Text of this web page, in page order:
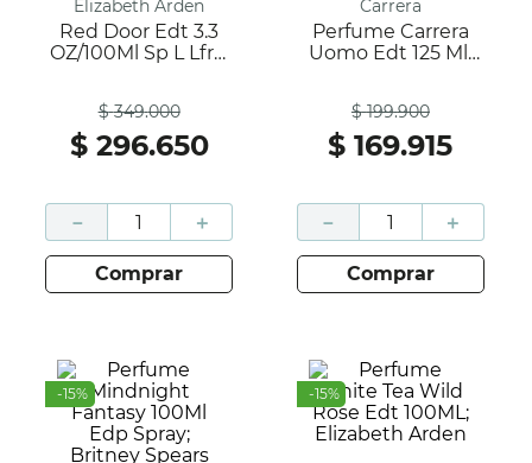
Elizabeth Arden
Red Door Edt 3.3
OZ/100Ml Sp L Lfre;
$ 349.000
$ 296.650
＋
－
comprar
Carrera
Perfume Carrera
Uomo Edt 125 Ml;
$ 199.900
$ 169.915
＋
－
comprar
-15% -15%